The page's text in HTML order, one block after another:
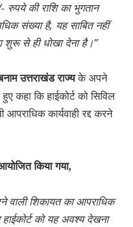
रुपये की राशि का भुगतान
संख्या है, यह साबित नहीं
शुरू से ही धोखा देना है।”
उत्तराखंड राज्यके अपने
कहा कि हाईकोर्ट को सिविल
कार्यवाही रद्द करने
किया गया,
वाली शिकायत का आपराधिक
को यह अवश्य देखना